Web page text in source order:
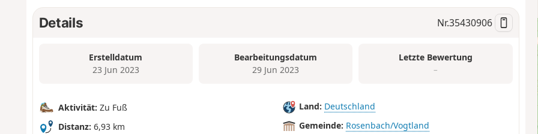
Details Nr.35430906
Erstelldatum
23 Jun 2023
Bearbeitungsdatum
29 Jun 2023
Letzte Bewertung
–
Aktivität: Zu Fuß
Distanz: 6,93 km
Land: Deutschland
Gemeinde: Rosenbach/Vogtland